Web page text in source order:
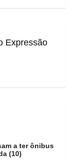
Expressão
a ter ônibus
(10)